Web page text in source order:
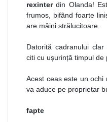
rexinterdin Olanda!
frumos, bifând foarte
are mâini strălucitoare.
Datorită cadranului
citi cu ușurință timpul de
Acest ceas este un
va aduce pe proprietar
fapte